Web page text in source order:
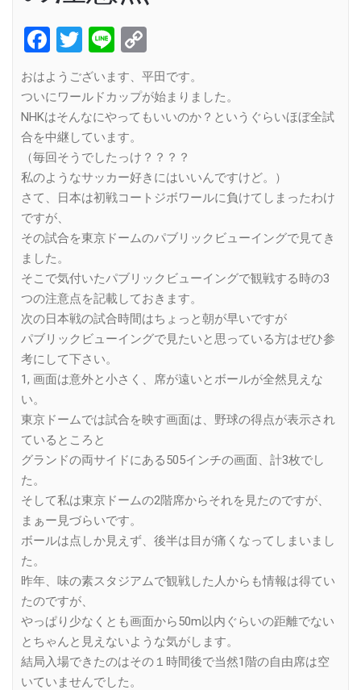
Facebook
Twitter
Line
Link
おはようございます、平田です。
ついにワールドカップが始まりました。
NHKはそんなにやってもいいのか？というぐらいほぼ全試
合を中継しています。
（毎回そうでしたっけ？？？？
私のようなサッカー好きにはいいんですけど。）
さて、日本は初戦コートジボワールに負けてしまったわけ
ですが、
その試合を東京ドームのパブリックビューイングで見てき
ました。
そこで気付いたパブリックビューイングで観戦する時の3
つの注意点を記載しておきます。
次の日本戦の試合時間はちょっと朝が早いですが
パブリックビューイングで見たいと思っている方はぜひ参
考にして下さい。
1, 画面は意外と小さく、席が遠いとボールが全然見えな
い。
東京ドームでは試合を映す画面は、野球の得点が表示され
ているところと
グランドの両サイドにある505インチの画面、計3枚でし
た。
そして私は東京ドームの2階席からそれを見たのですが、
まぁー見づらいです。
ボールは点しか見えず、後半は目が痛くなってしまいまし
た。
昨年、味の素スタジアムで観戦した人からも情報は得てい
たのですが、
やっぱり少なくとも画面から50m以内ぐらいの距離でない
とちゃんと見えないような気がします。
結局入場できたのはその１時間後で当然1階の自由席は空
いていませんでした。